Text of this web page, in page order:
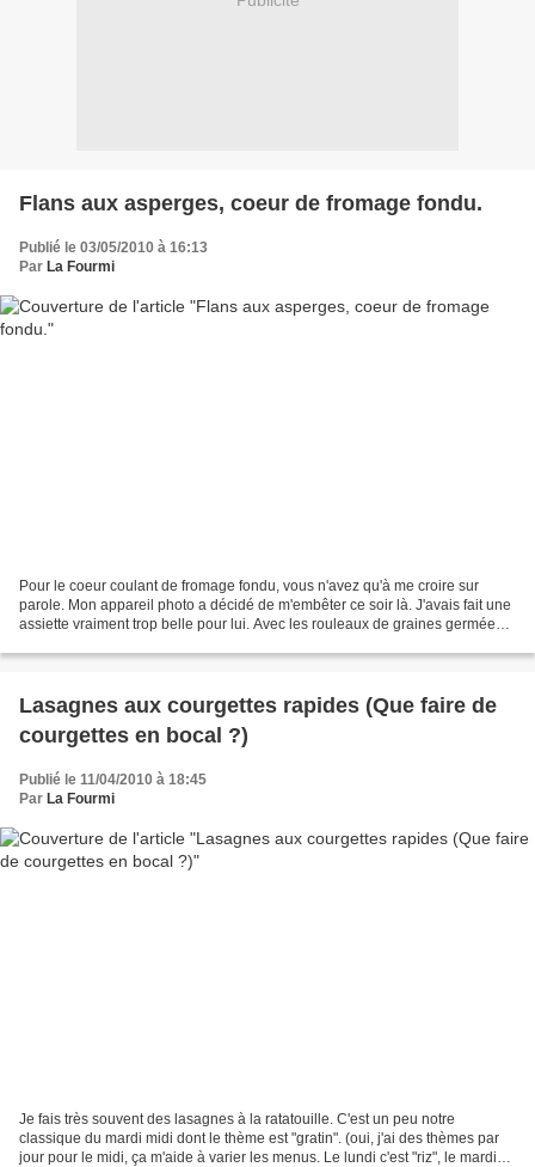
Flans aux asperges, coeur de fromage fondu.
Publié le 03/05/2010 à 16:13
Par La Fourmi
Pour le coeur coulant de fromage fondu, vous n'avez qu'à me croire sur
parole. Mon appareil photo a décidé de m'embêter ce soir là. J'avais fait une
assiette vraiment trop belle pour lui. Avec les rouleaux de graines germées,
Lasagnes aux courgettes rapides (Que faire de
courgettes en bocal ?)
Publié le 11/04/2010 à 18:45
Par La Fourmi
Je fais très souvent des lasagnes à la ratatouille. C'est un peu notre
classique du mardi midi dont le thème est "gratin". (oui, j'ai des thèmes par
jour pour le midi, ça m'aide à varier les menus. Le lundi c'est "riz", le mardi